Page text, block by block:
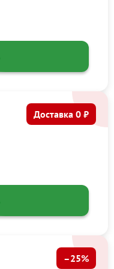
Доставка 0 ₽
–25%